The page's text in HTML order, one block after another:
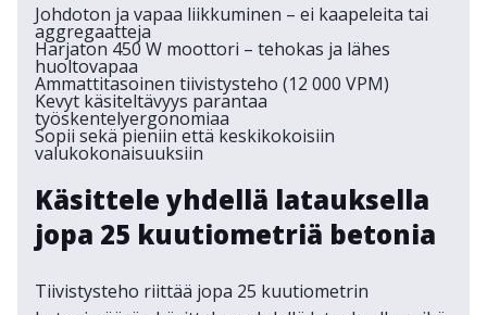
Johdoton ja vapaa liikkuminen – ei kaapeleita tai
aggregaatteja
Harjaton 450 W moottori – tehokas ja lähes
huoltovapaa
Ammattitasoinen tiivistysteho (12 000 VPM)
Kevyt käsiteltävyys parantaa
työskentelyergonomiaa
Sopii sekä pieniin että keskikokoisiin
valukokonaisuuksiin
Käsittele yhdellä latauksella
jopa 25 kuutiometriä betonia
Tiivistysteho riittää jopa 25 kuutiometrin